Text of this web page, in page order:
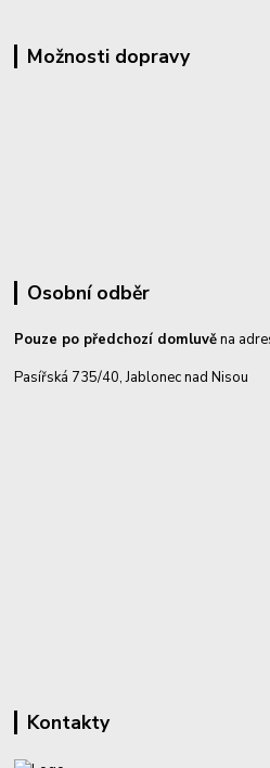
Možnosti dopravy
Osobní odběr
Pouze po předchozí domluvěna
Pasířská 735/40, Jablonec nad Nisou
Kontakty